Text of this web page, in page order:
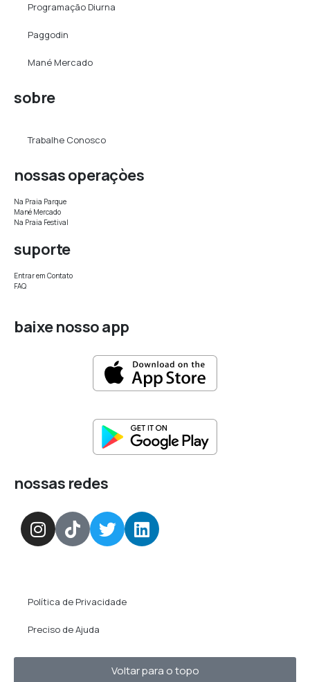
Programação Diurna
Paggodin
Mané Mercado
sobre
Trabalhe Conosco
nossas operaçòes
Na Praia Parque
Mané Mercado
Na Praia Festival
suporte
Entrar em Contato
FAQ
baixe nosso app
nossas redes
Política de Privacidade
Preciso de Ajuda
Voltar para o topo